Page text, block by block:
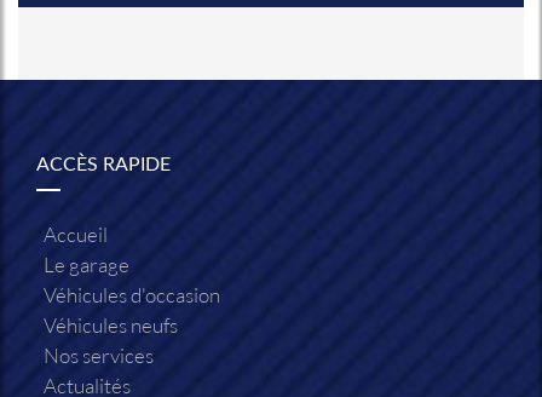
ACCÈS RAPIDE
Accueil
Le garage
Véhicules d'occasion
Véhicules neufs
Nos services
Actualités